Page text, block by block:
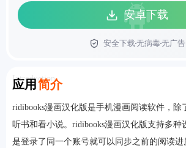
安卓下载
安全下载无病毒无广告
应用 简介
Introduction
ridibooks漫画汉化版是手机漫画阅读软件，除
听书和看小说。ridibooks漫画汉化版支持多种
是登录了同一个账号就可以同步之前的阅读